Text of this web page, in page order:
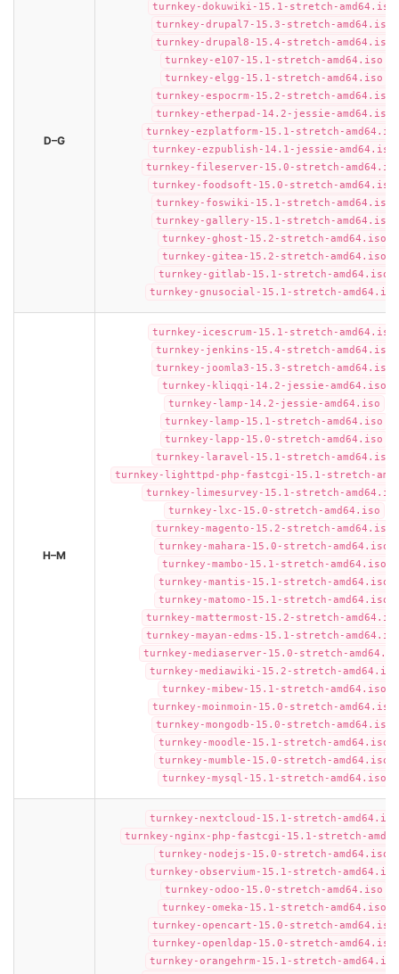
D–G
turnkey-dokuwiki-15.1-stretch-amd64.iso
turnkey-drupal7-15.3-stretch-amd64.iso
turnkey-drupal8-15.4-stretch-amd64.iso
turnkey-e107-15.1-stretch-amd64.iso
turnkey-elgg-15.1-stretch-amd64.iso
turnkey-espocrm-15.2-stretch-amd64.iso
turnkey-etherpad-14.2-jessie-amd64.iso
turnkey-ezplatform-15.1-stretch-
turnkey-ezpublish-14.1-jessie-amd64.iso
turnkey-fileserver-15.0-stretch-
turnkey-foodsoft-15.0-stretch-amd64.iso
turnkey-foswiki-15.1-stretch-amd64.iso
turnkey-gallery-15.1-stretch-amd64.iso
turnkey-ghost-15.2-stretch-amd64.iso
turnkey-gitea-15.2-stretch-amd64.iso
turnkey-gitlab-15.1-stretch-amd64.iso
turnkey-gnusocial-15.1-stretch-amd64.iso
H–M
turnkey-icescrum-15.1-stretch-amd64.iso
turnkey-jenkins-15.4-stretch-amd64.iso
turnkey-joomla3-15.3-stretch-amd64.iso
turnkey-kliqqi-14.2-jessie-amd64.iso
turnkey-lamp-14.2-jessie-amd64.iso
turnkey-lamp-15.1-stretch-amd64.iso
turnkey-lapp-15.0-stretch-amd64.iso
turnkey-laravel-15.1-stretch-amd64.iso
turnkey-lighttpd-php-fastcgi-15.1-stretch-
turnkey-limesurvey-15.1-stretch-
turnkey-lxc-15.0-stretch-amd64.iso
turnkey-magento-15.2-stretch-amd64.iso
turnkey-mahara-15.0-stretch-amd64.iso
turnkey-mambo-15.1-stretch-amd64.iso
turnkey-mantis-15.1-stretch-amd64.iso
turnkey-matomo-15.1-stretch-amd64.iso
turnkey-mattermost-15.2-stretch-
turnkey-mayan-edms-15.1-stretch-
turnkey-mediaserver-15.0-stretch-
turnkey-mediawiki-15.2-stretch-amd64.iso
turnkey-mibew-15.1-stretch-amd64.iso
turnkey-moinmoin-15.0-stretch-amd64.iso
turnkey-mongodb-15.0-stretch-amd64.iso
turnkey-moodle-15.1-stretch-amd64.iso
turnkey-mumble-15.0-stretch-amd64.iso
turnkey-mysql-15.1-stretch-amd64.iso
turnkey-nextcloud-15.1-stretch-amd64.iso
turnkey-nginx-php-fastcgi-15.1-stretch-
turnkey-nodejs-15.0-stretch-amd64.iso
turnkey-observium-15.1-stretch-amd64.iso
turnkey-odoo-15.0-stretch-amd64.iso
turnkey-omeka-15.1-stretch-amd64.iso
turnkey-opencart-15.0-stretch-amd64.iso
turnkey-openldap-15.0-stretch-amd64.iso
turnkey-orangehrm-15.1-stretch-amd64.iso